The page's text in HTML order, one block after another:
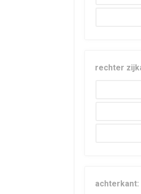
rechter
achterkant: